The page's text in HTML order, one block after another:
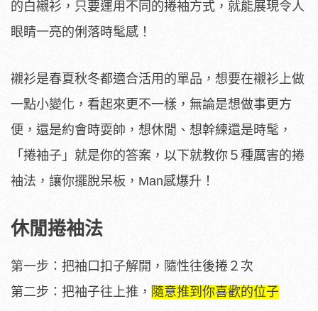
的白襯衫，只要運用不同的捲袖方式，就能展現令人
眼睛一亮的俐落時髦感！
襯衫是春夏秋冬都適合活用的單品，想要在襯衫上做
一點小變化，看起來更不一樣，無論是想做事更方
便，還是約會時耍帥，想休閒、想幹練還是時髦，
「捲袖子」就是你的答案，以下就教你５種厲害的捲
袖法，讓你擺脫呆板，Man感爆升！
休閒捲袖法
第一步：把袖口扣子解開，隨性往後捲２次
第二步：把袖子往上推， 隨意推到你喜歡的位子